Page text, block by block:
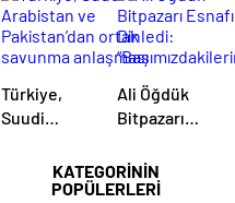
KATEGORİNİN
POPÜLERLERİ
Türkiye,
Suudi
Pakistan’dan
Ali Öğdük
Bitpazarı
Dinledi: